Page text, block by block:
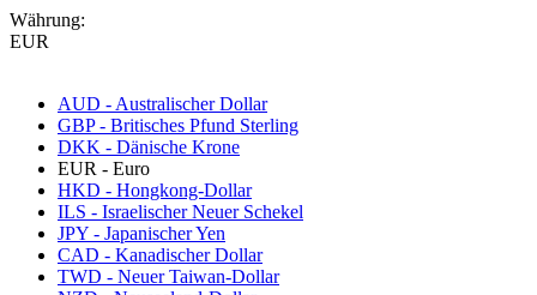
Währung:
EUR
AUD - Australischer Dollar
GBP - Britisches Pfund Sterling
DKK - Dänische Krone
EUR - Euro
HKD - Hongkong-Dollar
ILS - Israelischer Neuer Schekel
JPY - Japanischer Yen
CAD - Kanadischer Dollar
TWD - Neuer Taiwan-Dollar